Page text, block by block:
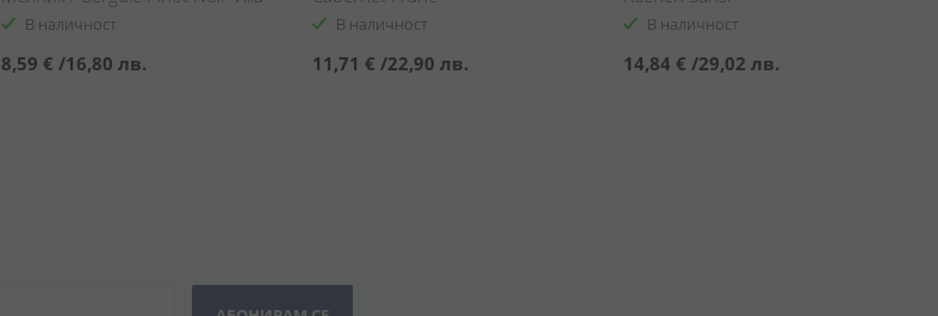
MelnikВ наличност
8,59 € /16,80 лв.
В наличност
11,71 € /22,90 лв.
В наличност
14,84 € /29,02 лв.